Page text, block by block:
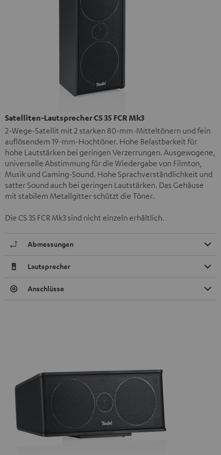
Satelliten-Lautsprecher CS 35 FCR Mk3
2-Wege-Satellit mit 2 starken 80-mm-Mitteltönern und fein
auflösendem 19-mm-Hochtöner. Hohe Belastbarkeit für
hohe Lautstärken bei geringen Verzerrungen. Ausgewogene,
universelle Abstimmung für die Wiedergabe von Filmton,
Musik und Gaming-Sound. Hohe Sprachverständlichkeit und
satter Sound auch bei geringen Lautstärken. Das Gehäuse
mit stabilem Metallgitter schützt die Töner.
Die CS 35 FCR Mk3 sind nicht einzeln erhältlich.
Abmessungen
Lautsprecher
Anschlüsse